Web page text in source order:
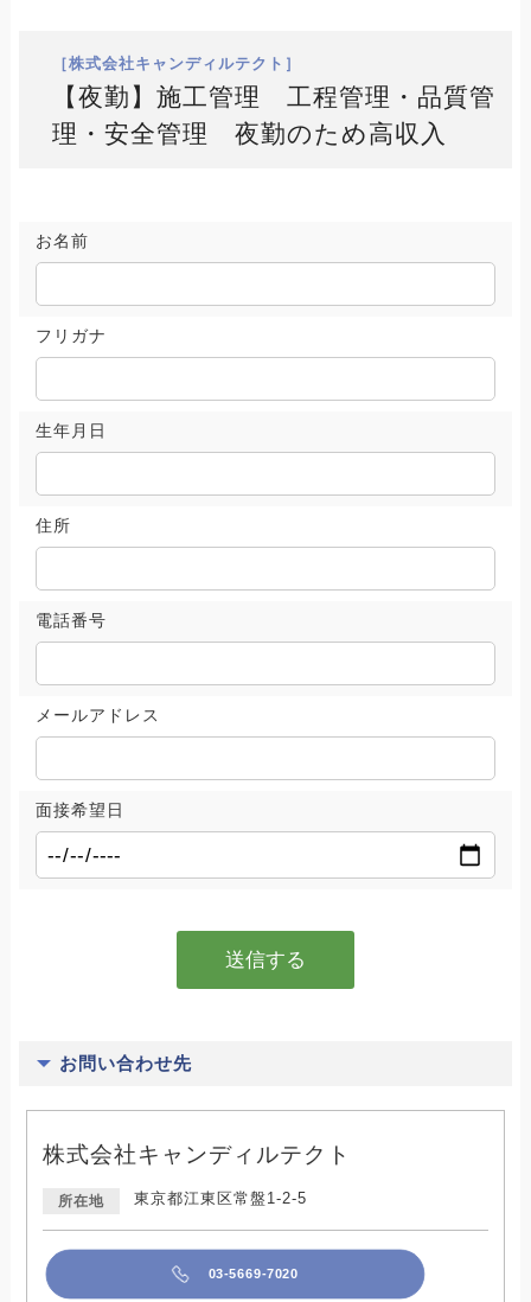
［株式会社キャンディルテクト］
【夜勤】施工管理 工程管理・品質管
理・安全管理 夜勤のため高収入
お名前
フリガナ
生年月日
住所
電話番号
メールアドレス
面接希望日
お問い合わせ先
株式会社キャンディルテクト
所在地 東京都江東区常盤1-2-5
03-5669-7020